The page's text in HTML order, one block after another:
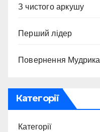
З чистого аркушу
Перший лідер
Повернення Мудрика
Категорії
Категорії